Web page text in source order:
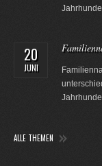
20
JUNI
ALLE THEMEN